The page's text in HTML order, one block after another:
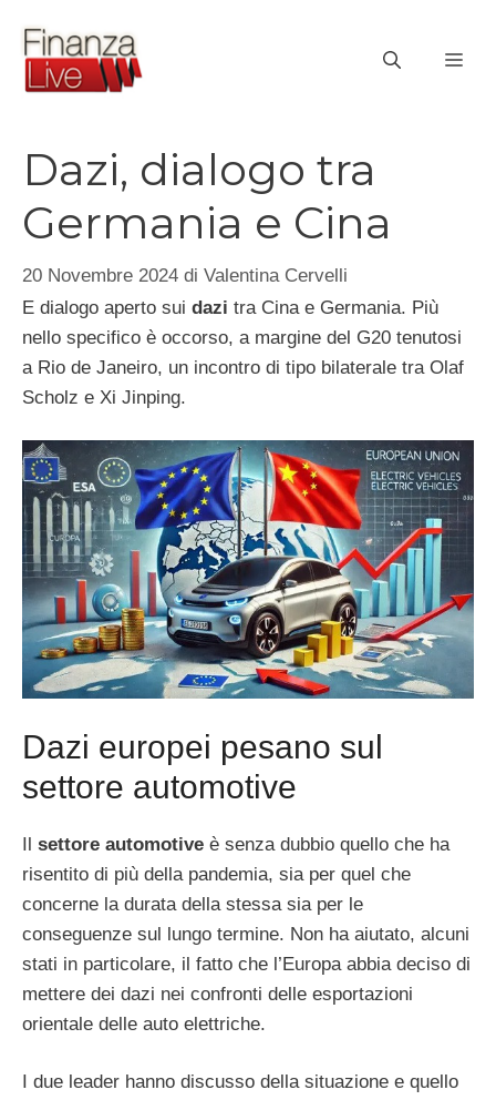
contenuto
Dazi, dialogo tra
Germania e Cina
20 Novembre 2024 di Valentina Cervelli
E dialogo aperto sui dazi tra Cina e Germania. Più
nello specifico è occorso, a margine del G20 tenutosi
a Rio de Janeiro, un incontro di tipo bilaterale tra Olaf
Scholz e Xi Jinping.
Dazi europei pesano sul
settore automotive
Il settore automotive è senza dubbio quello che ha
risentito di più della pandemia, sia per quel che
concerne la durata della stessa sia per le
conseguenze sul lungo termine. Non ha aiutato, alcuni
stati in particolare, il fatto che l’Europa abbia deciso di
mettere dei dazi nei confronti delle esportazioni
orientale delle auto elettriche.
I due leader hanno discusso della situazione e quello